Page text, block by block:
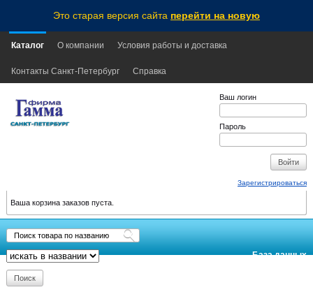
Это старая версия сайта перейти на новую
Каталог О компании Условия работы и доставка
Контакты Санкт-Петербург Справка
Ваш логин
Пароль
Зарегистрироваться
Ваша корзина заказов пуста.
База данных